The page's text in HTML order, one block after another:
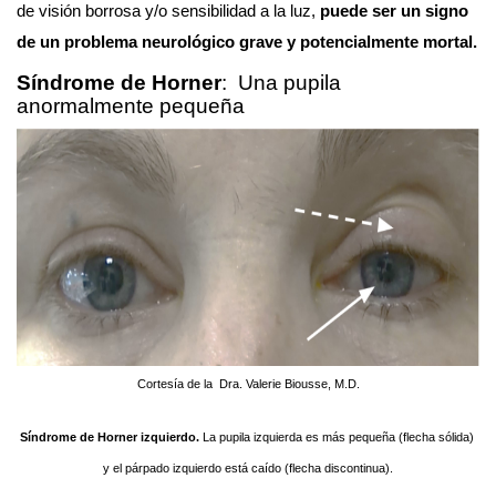
de visión borrosa y/o sensibilidad a la luz, puede ser un signo
de un problema neurológico grave y potencialmente mortal.
Síndrome de Horner:  Una pupila
anormalmente pequeña
Cortesía de la  Dra. Valerie Biousse, M.D.
Síndrome de Horner izquierdo. La pupila izquierda es más pequeña (flecha sólida)
y el párpado izquierdo está caído (flecha discontinua).